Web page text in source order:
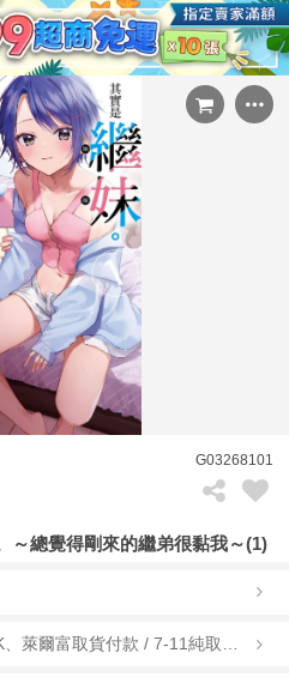
G03268101
～總覺得剛來的繼弟很黏我～(1)